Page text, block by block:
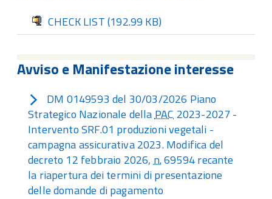
CHECK LIST(192.99 KB)
Avviso e Manifestazione interesse
DM 0149593 del 30/03/2026 Piano
Strategico Nazionale dellaPAC 2023-2027 -
Intervento SRF.01 produzioni vegetali -
campagna assicurativa 2023. Modifica del
decreto 12 febbraio 2026,n.69594 recante
la riapertura dei termini di presentazione
delle domande di pagamento